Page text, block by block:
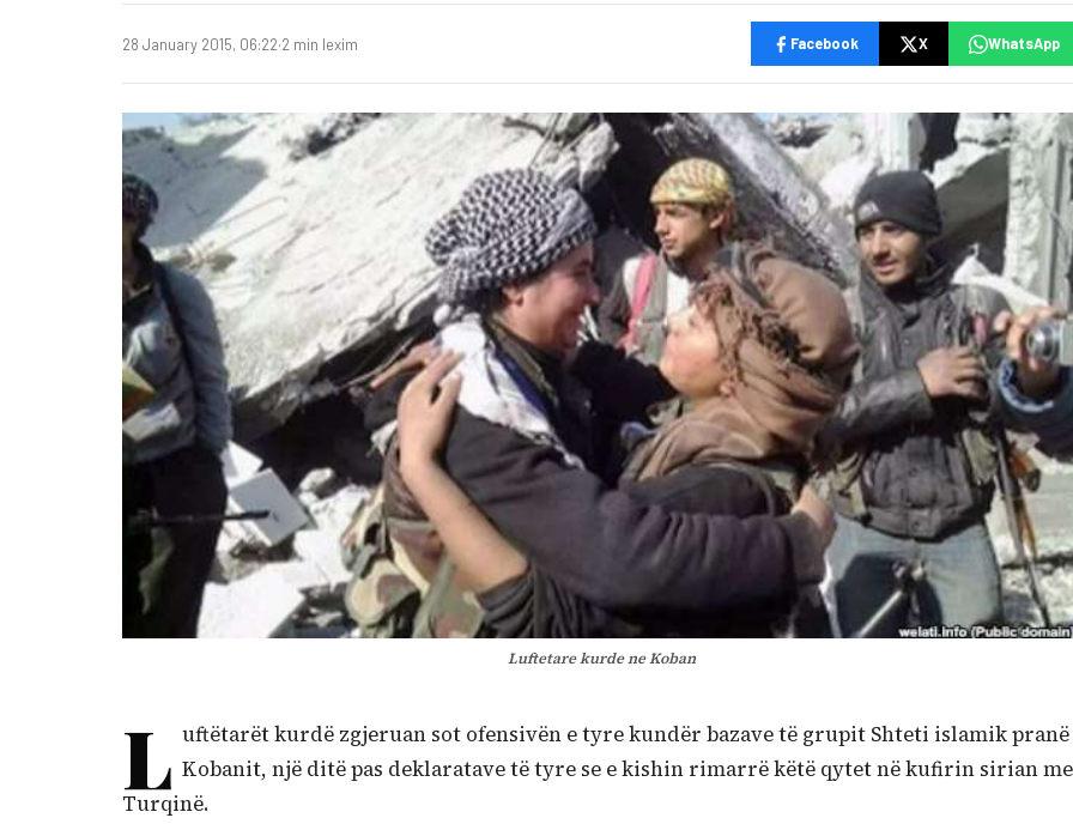
28 January 2015, 06:22·2 min lexim Facebook X WhatsApp
Luftetare kurde ne Koban
L uftëtarët kurdë zgjeruan sot ofensivën e tyre kundër bazave të grupit Shteti islamik pranë
Kobanit, një ditë pas deklaratave të tyre se e kishin rimarrë këtë qytet në kufirin sirian me
Turqinë.